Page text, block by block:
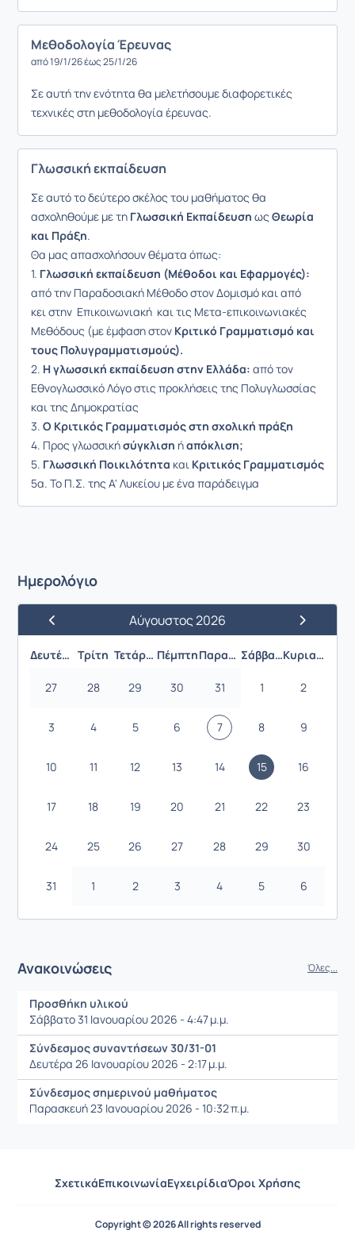
Μεθοδολογία Έρευνας
από 19/1/26 έως 25/1/26
Σε αυτή την ενότητα θα μελετήσουμε διαφορετικές
τεχνικές στη μεθοδολογία έρευνας.
Γλωσσική εκπαίδευση
Σε αυτό το δεύτερο σκέλος του μαθήματος θα
ασχοληθούμε με τη Γλωσσική Εκπαίδευση ως Θεωρία
και Πράξη.
Θα μας απασχολήσουν θέματα όπως:
1. Γλωσσική εκπαίδευση (Μέθοδοι και Εφαρμογές):
από την Παραδοσιακή Μέθοδο στον Δομισμό και από
κει στην Επικοινωνιακή και τις Μετα-επικοινωνιακές
Μεθόδους (με έμφαση στον Κριτικό Γραμματισμό και
τους Πολυγραμματισμούς).
2. Η γλωσσική εκπαίδευση στην Ελλάδα: από τον
Εθνογλωσσικό Λόγο στις προκλήσεις της Πολυγλωσσίας
και της Δημοκρατίας
3. Ο Κριτικός Γραμματισμός στη σχολική πράξη
4. Προς γλωσσικήσύγκλιση ήαπόκλιση;
5. Γλωσσική Ποικιλότητα και Κριτικός Γραμματισμός
5α. Το Π.Σ. της Α' Λυκείου με ένα παράδειγμα
Ημερολόγιο
Προηγούμενος ΜήναςΑύγουστος 2026
Επόμενος
Δευτέρα Τρίτη Τετάρτη Πέμπτη Παρασκευή Σάββατο Κυριακή
27 28 29 30 31 1 2
3 4 5 6 7 8 9
10 11 12 13 14 15 16
17 18 19 20 21 22 23
24 25 26 27 28 29 30
31 1 2 3 4 5 6
Ανακοινώσεις Όλες...
Προσθήκη υλικού
Σάββατο 31 Ιανουαρίου 2026 - 4:47 μ.μ.
Σύνδεσμος συναντήσεων 30/31-01
Δευτέρα 26 Ιανουαρίου 2026 - 2:17 μ.μ.
Σύνδεσμος σημερινού μαθήματος
Παρασκευή 23 Ιανουαρίου 2026 - 10:32 π.μ.
ΣχετικάΕπικοινωνίαΕγχειρίδιαΌροι Χρήσης
Copyright © 2026 All rights reserved